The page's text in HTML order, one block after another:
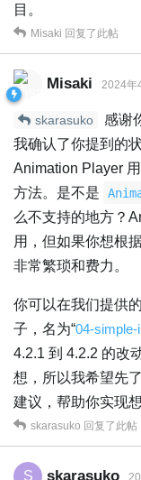
目。
Misaki 回复了此帖
Misaki 2024年
skarasuko
感谢
我确认了你提到的
Animation Player
方法。是不是
么不支持的地方？
用，但如果你想根
非常繁琐和费力。
你可以在我们提供
子，名为“04-simple-
4.2.1 到 4.2.2 的改
想，所以我希望先
建议，帮助你实现
skarasuko 回复了此帖
S skarasuko